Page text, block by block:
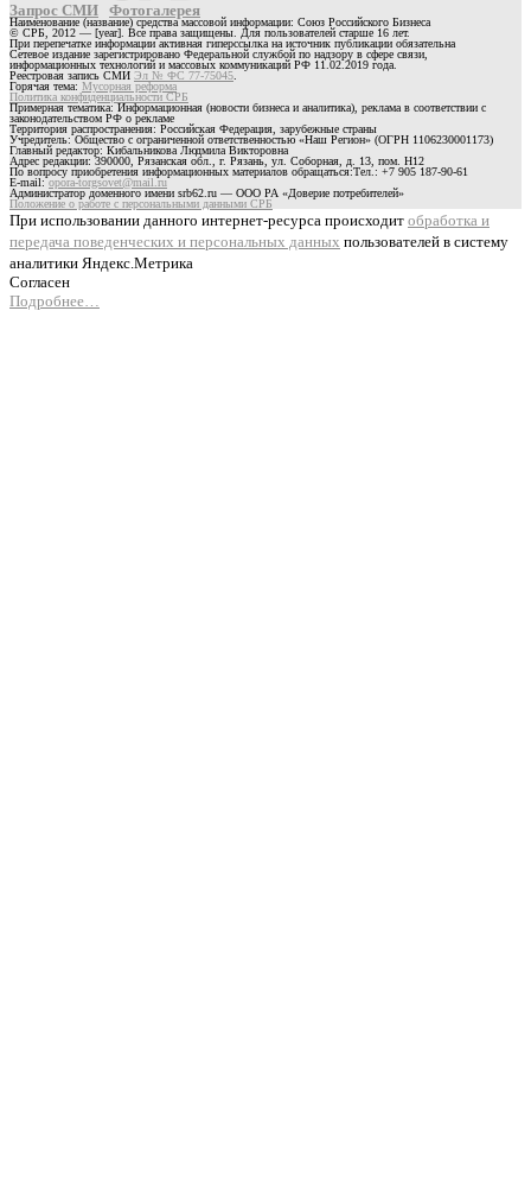
Запрос СМИ Фотогалерея
Наименование (название) средства массовой информации: Союз Российского Бизнеса
© СРБ, 2012 — [year]. Все права защищены. Для пользователей старше 16 лет.
При перепечатке информации активная гиперссылка на источник публикации обязательна
Сетевое издание зарегистрировано Федеральной службой по надзору в сфере связи,
информационных технологий и массовых коммуникаций РФ 11.02.2019 года.
Реестровая запись СМИ Эл № ФС 77-75045
Горячая тема: Мусорная реформа
Политика конфиденциальности СРБ
Примерная тематика: Информационная (новости бизнеса и аналитика), реклама в соответствии с
законодательством РФ о рекламе
Территория распространения: Российская Федерация, зарубежные страны
Учредитель: Общество с ограниченной ответственностью «Наш Регион» (ОГРН 1106230001173)
Главный редактор: Кибальникова Людмила Викторовна
Адрес редакции: 390000, Рязанская обл., г. Рязань, ул. Соборная, д. 13, пом. Н12
По вопросу приобретения информационных материалов обращаться:Тел.: +7 905 187-90-61
E-mail:opora-torgsovet@mail.ru
Администратор доменного имени srb62.ru — ООО РА «Доверие потребителей»
Положение о работе с персональными данными СРБ
При использовании данного интернет-ресурса происходит обработка и
передача поведенческих и персональных данных пользователей в систему
аналитики Яндекс.Метрика
Согласен
Подробнее…